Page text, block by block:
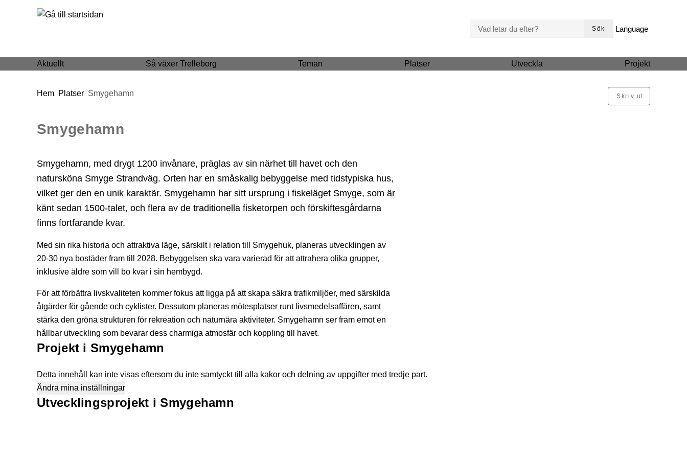
Gå till innehåll
till huvudmeny
Sök
Language
Aktuellt Så växer Trelleborg Teman Platser Utveckla Projekt
Du är här:
Hem Platser Smygehamn Skriv ut
Smygehamn
Smygehamn, med drygt 1200 invånare, präglas av sin närhet till havet och den
natursköna Smyge Strandväg. Orten har en småskalig bebyggelse med tidstypiska hus,
vilket ger den en unik karaktär. Smygehamn har sitt ursprung i fiskeläget Smyge, som är
känt sedan 1500-talet, och flera av de traditionella fisketorpen och förskiftesgårdarna
finns fortfarande kvar.
Med sin rika historia och attraktiva läge, särskilt i relation till Smygehuk, planeras utvecklingen av
20-30 nya bostäder fram till 2028. Bebyggelsen ska vara varierad för att attrahera olika grupper,
inklusive äldre som vill bo kvar i sin hembygd.
För att förbättra livskvaliteten kommer fokus att ligga på att skapa säkra trafikmiljöer, med särskilda
åtgärder för gående och cyklister. Dessutom planeras mötesplatser runt livsmedelsaffären, samt
stärka den gröna strukturen för rekreation och naturnära aktiviteter. Smygehamn ser fram emot en
hållbar utveckling som bevarar dess charmiga atmosfär och koppling till havet.
Projekt i Smygehamn
Detta innehåll kan inte visas eftersom du inte samtyckt till alla kakor och delning av uppgifter med tredje part.
Ändra mina inställningar
Utvecklingsprojekt i Smygehamn